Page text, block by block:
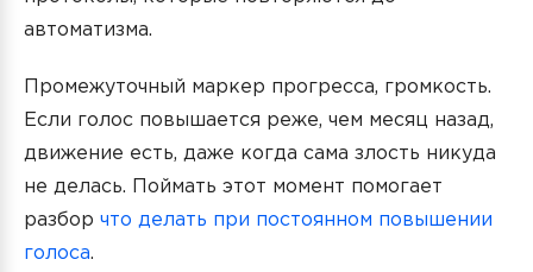
автоматизма.
Промежуточный маркер прогресса, громкость.
Если голос повышается реже, чем месяц назад,
движение есть, даже когда сама злость никуда
не делась. Поймать этот момент помогает
разбор что делать при постоянном повышении
голоса.